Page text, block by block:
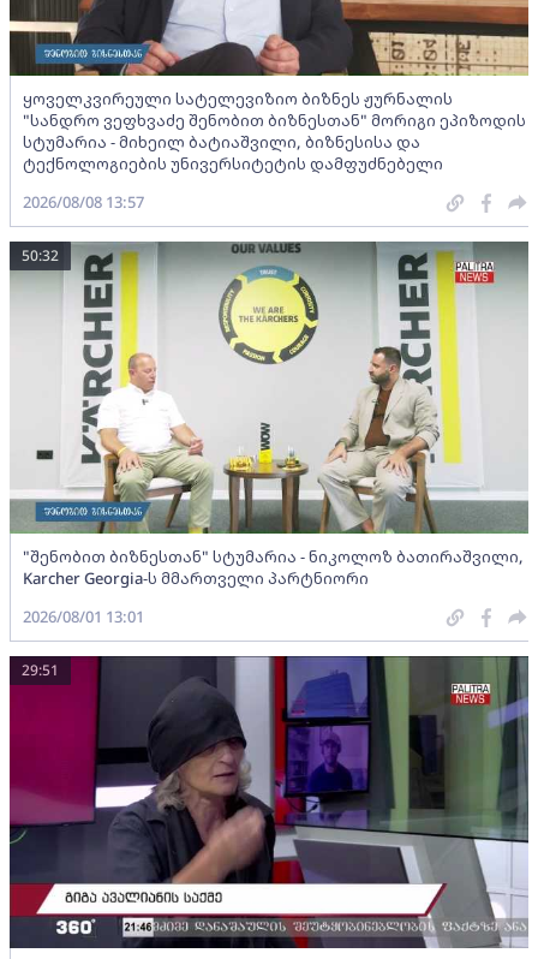
ყოველკვირეული სატელევიზიო ბიზნეს ჟურნალის
"სანდრო ვეფხვაძე შენობით ბიზნესთან" მორიგი ეპიზოდის
სტუმარია - მიხეილ ბატიაშვილი, ბიზნესისა და
ტექნოლოგიების უნივერსიტეტის დამფუძნებელი
2026/08/08 13:57
"შენობით ბიზნესთან" სტუმარია - ნიკოლოზ ბათირაშვილი,
Karcher Georgia-ს მმართველი პარტნიორი
50:32
2026/08/01 13:01
29:51